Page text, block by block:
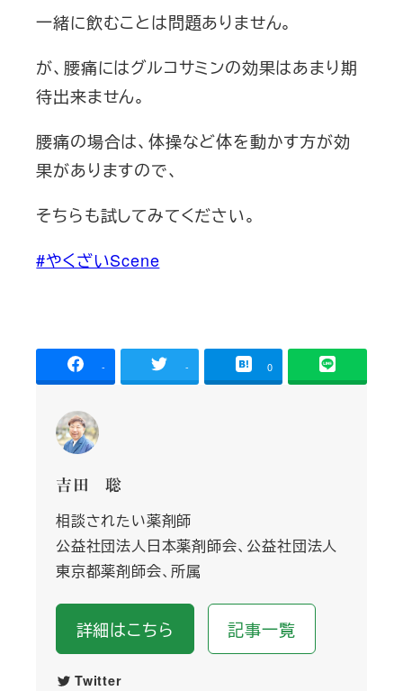
一緒に飲むことは問題ありません。
が、腰痛にはグルコサミンの効果はあまり期
待出来ません。
腰痛の場合は、体操など体を動かす方が効
果がありますので、
そちらも試してみてください。
#やくざいScene
- - 0
吉田 聡
相談されたい薬剤師
公益社団法人日本薬剤師会、公益社団法人
東京都薬剤師会、所属
詳細はこちら 記事一覧
Twitter